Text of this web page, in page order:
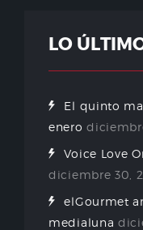
LO
El quinto
enero
Voice Love
diciembre 30,
elGourmet
medialuna